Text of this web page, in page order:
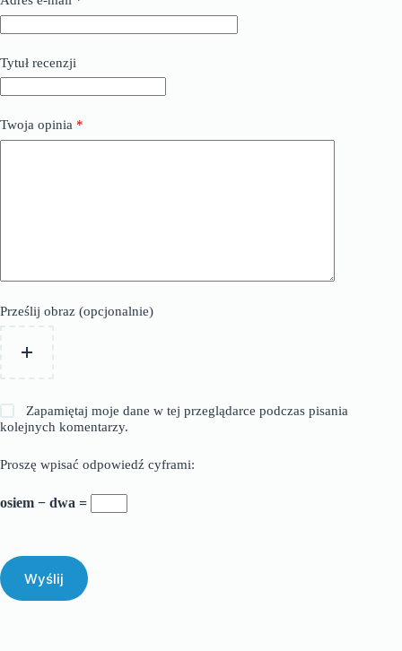
Tytuł recenzji
Twoja opinia *
Prześlij obraz (opcjonalnie)
Zapamiętaj moje dane w tej przeglądarce podczas pisania
kolejnych komentarzy.
Proszę wpisać odpowiedź cyframi:
osiem − dwa =
Wyślij